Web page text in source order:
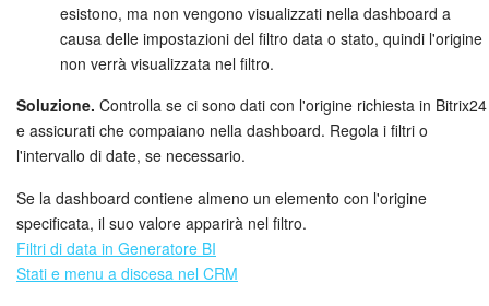
esistono, ma non vengono visualizzati nella dashboard a
causa delle impostazioni del filtro data o stato, quindi l'origine
non verrà visualizzata nel filtro.
Soluzione. Controlla se ci sono dati con l'origine richiesta in Bitrix24
e assicurati che compaiano nella dashboard. Regola i filtri o
l'intervallo di date, se necessario.
Se la dashboard contiene almeno un elemento con l'origine
specificata, il suo valore apparirà nel filtro.
Filtri di data in Generatore BI
Stati e menu a discesa nel CRM